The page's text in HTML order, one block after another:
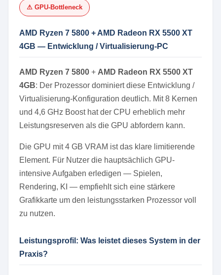
⚠ GPU-Bottleneck
AMD Ryzen 7 5800 + AMD Radeon RX 5500 XT
4GB — Entwicklung / Virtualisierung-PC
AMD Ryzen 7 5800 + AMD Radeon RX 5500 XT
4GB: Der Prozessor dominiert diese Entwicklung /
Virtualisierung-Konfiguration deutlich. Mit 8 Kernen
und 4,6 GHz Boost hat der CPU erheblich mehr
Leistungsreserven als die GPU abfordern kann.
Die GPU mit 4 GB VRAM ist das klare limitierende
Element. Für Nutzer die hauptsächlich GPU-
intensive Aufgaben erledigen — Spielen,
Rendering, KI — empfiehlt sich eine stärkere
Grafikkarte um den leistungsstarken Prozessor voll
zu nutzen.
Leistungsprofil: Was leistet dieses System in der
Praxis?